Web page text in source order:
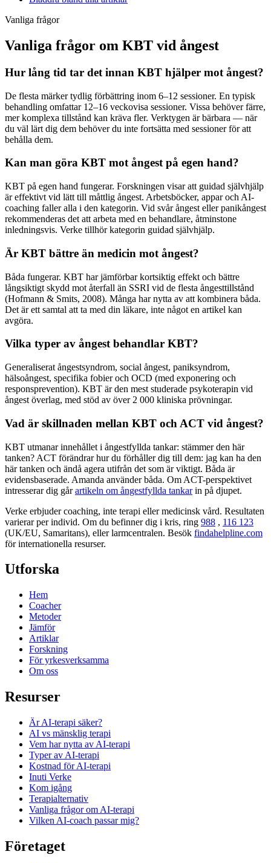
Vanliga frågor
Vanliga frågor om KBT vid ångest
Hur lång tid tar det innan KBT hjälper mot ångest?
De flesta märker tydlig förbättring inom 6–12 sessioner. En typisk
behandling omfattar 12–16 veckovisa sessioner. Vissa behöver färre,
mer komplexa tillstånd kan kräva fler. Verktygen är bärbara — när
du väl lärt dig dem behöver du inte fortsätta med sessioner för att
behålla dem.
Kan man göra KBT mot ångest på egen hand?
KBT på egen hand fungerar. Forskningen visar att guidad självhjälp
är effektivt vid lätt till måttlig ångest. Arbetsböcker, appar och AI-
coaching faller alla i den kategorin. Vid svår ångest eller panikångest
rekommenderas det att arbeta med en behandlare, åtminstone
inledningsvis. Verke tillhör kategorin guidad självhjälp.
Är KBT bättre än medicin mot ångest?
Båda fungerar. KBT har jämförbar kortsiktig effekt och bättre
långsiktigt skydd mot återfall än SSRI vid de flesta ångesttillstånd
(Hofmann & Smits, 2008). Många har nytta av att kombinera båda.
Det är ett samtal att ta med din läkare, inte något en artikel kan
avgöra.
Vilka typer av ångest behandlar KBT?
Generaliserat ångestsyndrom, social ångest, paniksyndrom,
hälsoångest, specifika fobier och OCD (med exponering och
responsprevention). KBT är den mest studerade psykoterapin vid
ångest överlag, med stöd av över 2 000 kliniska prövningar.
Vad är skillnaden mellan KBT och ACT vid ångest?
KBT utmanar innehållet i ångestfyllda tankar: stämmer den här
tanken? ACT förändrar hur du förhåller dig till dem: jag kan ha den
här tanken och ändå agera utifrån det som är viktigt. Båda är
evidensbaserade. Amanda använder båda. Om ACT-perspektivet
intresserar dig gårartikeln om ångestfyllda tankarin på djupet.
Verke erbjuder coaching, inte terapi eller medicinsk vård. Resultaten
varierar per individ. Om du befinner dig i kris, ring 988 , 116 123
(UK/EU, Samaritans), eller larmcentralen. Besök findahelpline.com
för internationella resurser.
Utforska
Hem
Coacher
Metoder
Jämför
Artiklar
Forskning
För yrkesverksamma
Om oss
Resurser
Är AI-terapi säker?
AI vs mänsklig terapi
Vem har nytta av AI-terapi
Typer av AI-terapi
Kostnad för AI-terapi
Inuti Verke
Kom igång
Terapi­alternativ
Vanliga frågor om AI-terapi
Vilken AI-coach passar mig?
Företaget